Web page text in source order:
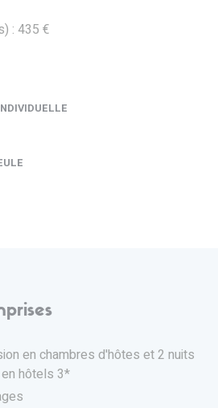
: 435 €
en chambres d'hôtes et 2 nuits
hôtels 3*